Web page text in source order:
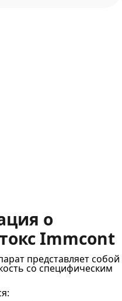
о
Immcont
представляет собой
со специфическим